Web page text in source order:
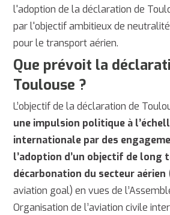
l'adoption de la déclaration de
par l'objectif ambitieux de
pour le transport aérien.
Que prévoit la
Toulouse ?
L’objectif de la déclaration de
une impulsion politique à
internationale par des
l’adoption d’un objectif de long
décarbonation du secteur aérien
aviation goal) en vues de
Organisation de l’aviation civile